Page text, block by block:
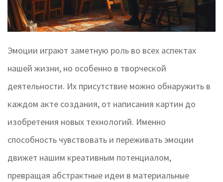
Эмоции играют заметную роль во всех аспектах
нашей жизни, но особенно в творческой
деятельности. Их присутствие можно обнаружить в
каждом акте создания, от написания картин до
изобретения новых технологий. Именно
способность чувствовать и переживать эмоции
движет нашим креативным потенциалом,
превращая абстрактные идеи в материальные